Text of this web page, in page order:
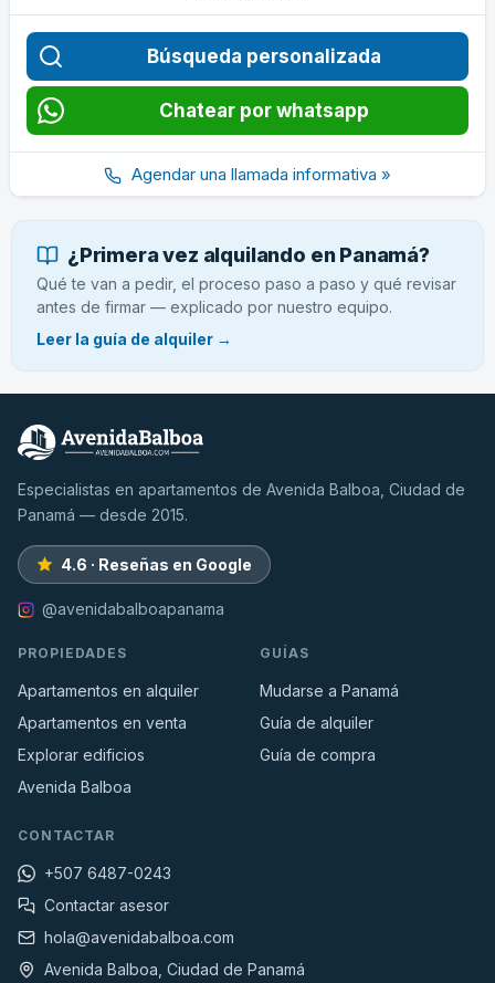
Búsqueda personalizada
Chatear por whatsapp
Agendar una llamada informativa »
¿Primera vez alquilando en Panamá?
Qué te van a pedir, el proceso paso a paso y qué revisar
antes de firmar — explicado por nuestro equipo.
Leer la guía de alquiler →
Especialistas en apartamentos de Avenida Balboa, Ciudad de
Panamá — desde 2015.
4.6 · Reseñas en Google
@avenidabalboapanama
PROPIEDADES
Apartamentos en alquiler
Apartamentos en venta
Explorar edificios
Avenida Balboa
GUÍAS
Mudarse a Panamá
Guía de alquiler
Guía de compra
CONTACTAR
+507 6487-0243
Contactar asesor
hola@avenidabalboa.com
Avenida Balboa, Ciudad de Panamá